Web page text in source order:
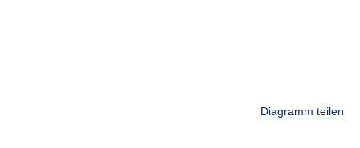
Diagramm teilen